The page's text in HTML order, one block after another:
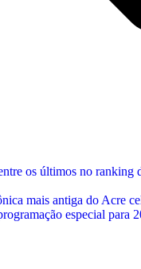
os últimos no ranking
mais antiga do Acre
especial para